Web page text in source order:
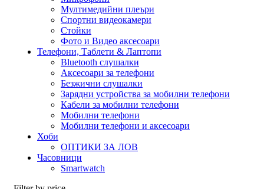
Мултимедийни плеъри
Спортни видеокамери
Стойки
Фото и Видео аксесоари
Телефони, Таблети & Лаптопи
Bluetooth слушалки
Аксесоари за телефони
Безжични слушалки
Зарядни устройства за мобилни телефони
Кабели за мобилни телефони
Мобилни телефони
Мобилни телефони и аксесоари
Хоби
ОПТИКИ ЗА ЛОВ
Часовници
Smartwatch